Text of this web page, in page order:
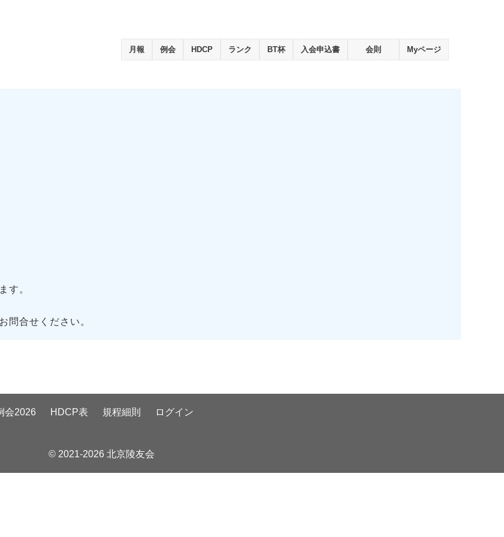
月報 例会 HDCP ランク BT杯 入会申込書 会則 Myページ
す。
問合せください。
会2026 HDCP表 規程細則 ログイン
© 2021-2026 北京陵友会